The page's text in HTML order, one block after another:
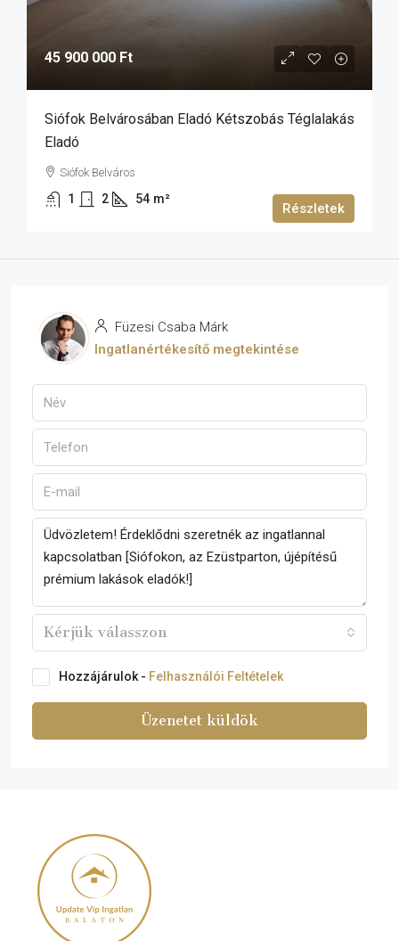
45 900 000 Ft
Siófok Belvárosában Eladó Kétszobás Téglalakás
Eladó
Siófok Belváros
1 2 54 m²
Részletek
Füzesi Csaba Márk
Ingatlanértékesítő megtekintése
Kérjük válasszon
Hozzájárulok - Felhasználói Feltételek
Üzenetet küldök